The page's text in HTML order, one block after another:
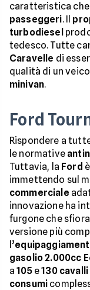
caratteristica
passeggeri. Il
turbodiesel
tedesco. Tutte
Caravelle di
qualità di un
minivan.
Ford
Rispondere a
le normative
Tuttavia, la Ford
immettendo sul
commerciale
innovazione ha
furgone che
versione più
l’
gasolio2.000cc
a105e130 cavalli
consumi